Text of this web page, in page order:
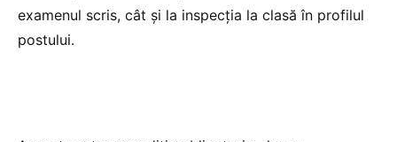
examenul scris, cât și la inspecția la clasă în profilul
postului.